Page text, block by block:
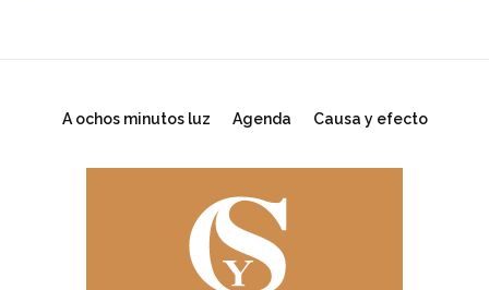
A ochos minutos luz Agenda Causa y efecto